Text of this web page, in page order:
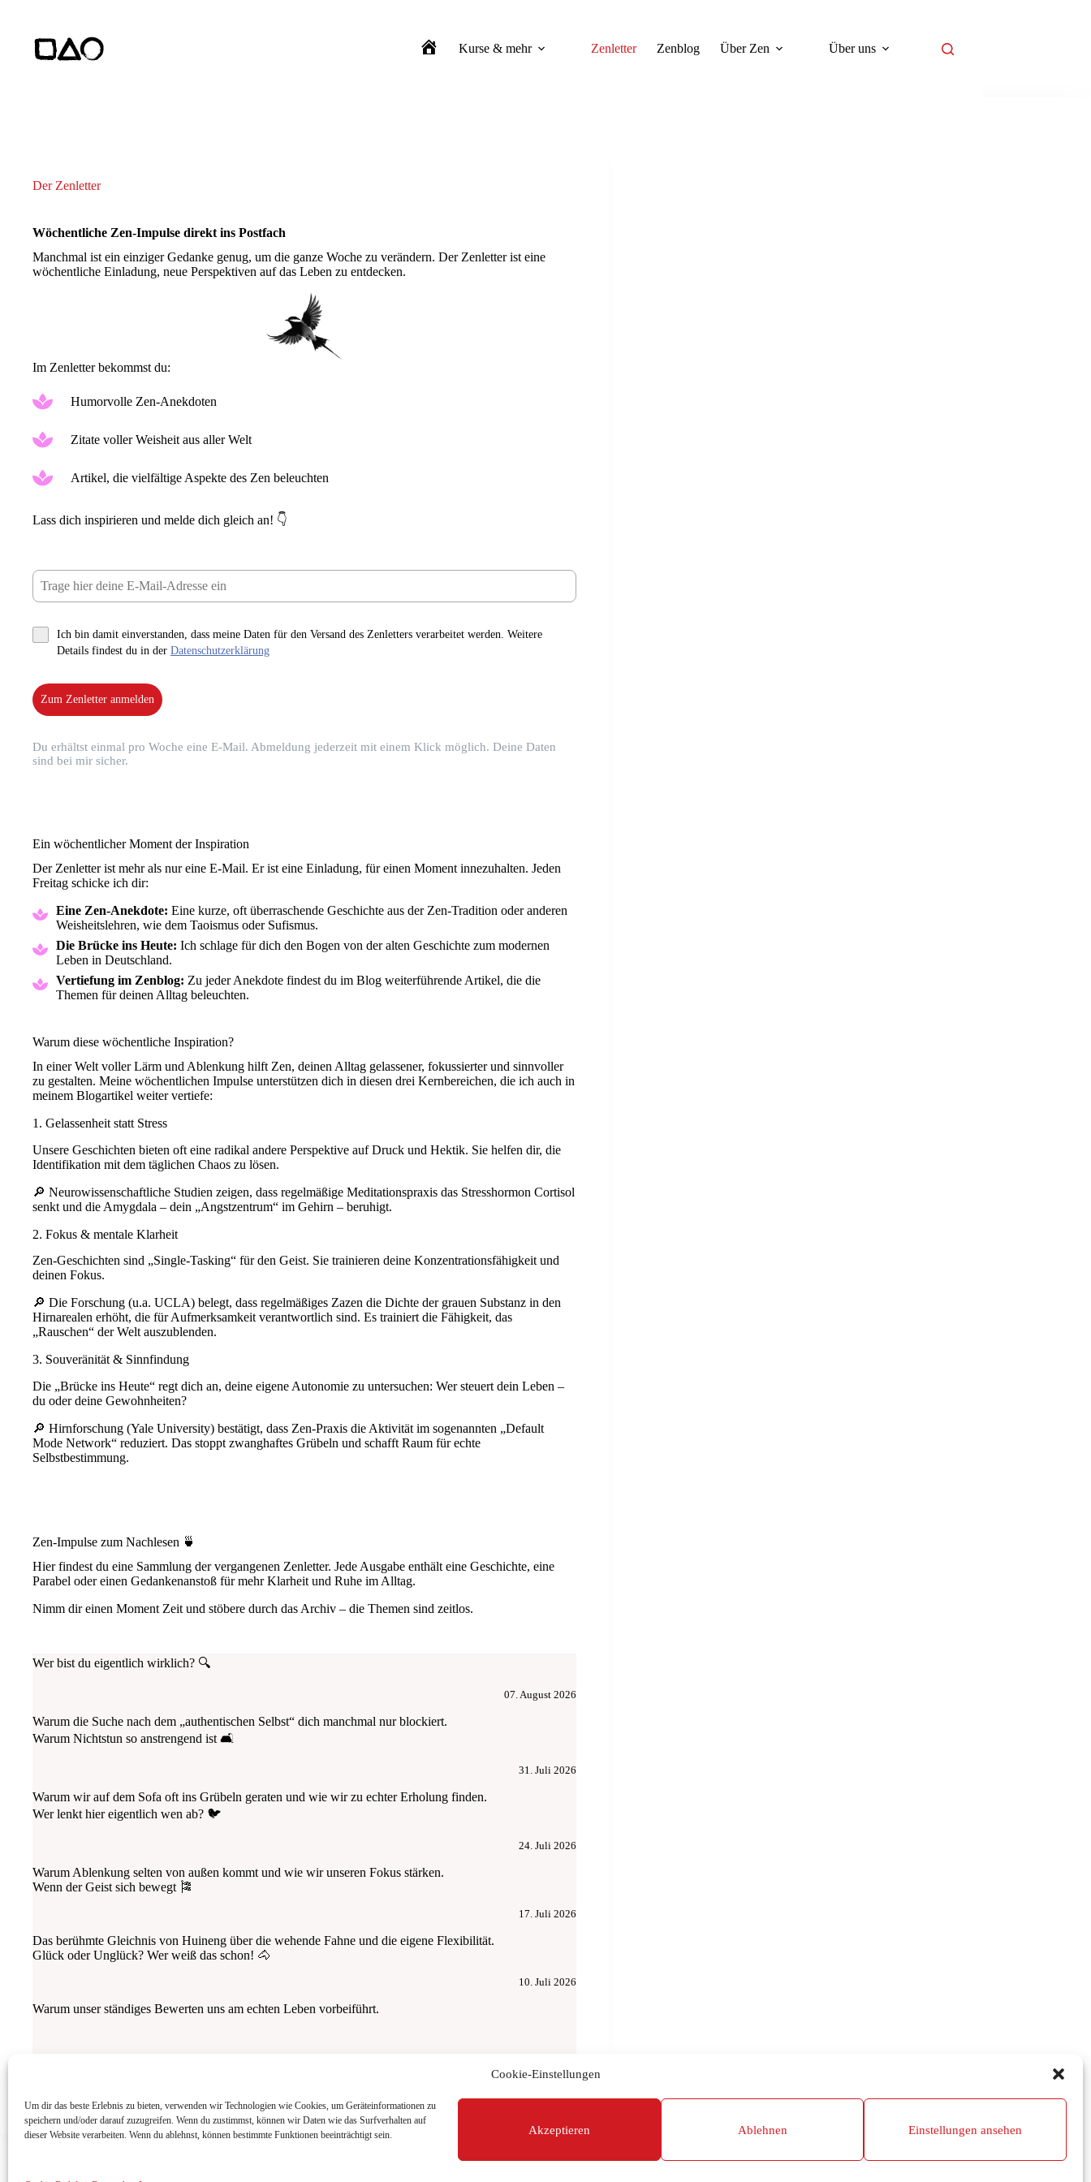
Cookie-Einstellungen
Um dir das beste Erlebnis zu bieten, verwenden wir Technologien wie Cookies, um Geräteinformationen zu
speichern und/oder darauf zuzugreifen. Wenn du zustimmst, können wir Daten wie das Surfverhalten auf
dieser Website verarbeiten. Wenn du ablehnst, können bestimmte Funktionen beeinträchtigt sein.
Akzeptieren Ablehnen Einstellungen ansehen
springen
Zen-Meditation Berlin
Kurse & mehr Zenletter Zenblog Über Zen Über uns
Der Zenletter
Wöchentliche Zen-Impulse direkt ins Postfach
Manchmal ist ein einziger Gedanke genug, um die ganze Woche zu verändern. Der Zenletter ist eine
wöchentliche Einladung, neue Perspektiven auf das Leben zu entdecken.
Im Zenletter bekommst du:
Humorvolle Zen-Anekdoten
Zitate voller Weisheit aus aller Welt
Artikel, die vielfältige Aspekte des Zen beleuchten
Lass dich inspirieren und melde dich gleich an! 👇
Ich bin damit einverstanden, dass meine Daten für den Versand des Zenletters verarbeitet werden. Weitere
Details findest du in der Datenschutzerklärung
Zum Zenletter anmelden
Du erhältst einmal pro Woche eine E-Mail. Abmeldung jederzeit mit einem Klick möglich. Deine Daten
sind bei mir sicher.
Ein wöchentlicher Moment der Inspiration
Der Zenletter ist mehr als nur eine E-Mail. Er ist eine Einladung, für einen Moment innezuhalten. Jeden
Freitag schicke ich dir:
Eine Zen-Anekdote: Eine kurze, oft überraschende Geschichte aus der Zen-Tradition oder anderen
Weisheitslehren, wie dem Taoismus oder Sufismus.
Die Brücke ins Heute: Ich schlage für dich den Bogen von der alten Geschichte zum modernen
Leben in Deutschland.
Vertiefung im Zenblog: Zu jeder Anekdote findest du im Blog weiterführende Artikel, die die
Themen für deinen Alltag beleuchten.
Warum diese wöchentliche Inspiration?
In einer Welt voller Lärm und Ablenkung hilft Zen, deinen Alltag gelassener, fokussierter und sinnvoller
zu gestalten. Meine wöchentlichen Impulse unterstützen dich in diesen drei Kernbereichen, die ich auch in
meinem Blogartikel weiter vertiefe:
1. Gelassenheit statt Stress
Unsere Geschichten bieten oft eine radikal andere Perspektive auf Druck und Hektik. Sie helfen dir, die
Identifikation mit dem täglichen Chaos zu lösen.
🔎 Neurowissenschaftliche Studien zeigen, dass regelmäßige Meditationspraxis das Stresshormon Cortisol
senkt und die Amygdala – dein „Angstzentrum“ im Gehirn – beruhigt.
2. Fokus & mentale Klarheit
Zen-Geschichten sind „Single-Tasking“ für den Geist. Sie trainieren deine Konzentrationsfähigkeit und
deinen Fokus.
🔎 Die Forschung (u.a. UCLA) belegt, dass regelmäßiges Zazen die Dichte der grauen Substanz in den
Hirnarealen erhöht, die für Aufmerksamkeit verantwortlich sind. Es trainiert die Fähigkeit, das
„Rauschen“ der Welt auszublenden.
3. Souveränität & Sinnfindung
Die „Brücke ins Heute“ regt dich an, deine eigene Autonomie zu untersuchen: Wer steuert dein Leben –
du oder deine Gewohnheiten?
🔎 Hirnforschung (Yale University) bestätigt, dass Zen-Praxis die Aktivität im sogenannten „Default
Mode Network“ reduziert. Das stoppt zwanghaftes Grübeln und schafft Raum für echte
Selbstbestimmung.
Zen-Impulse zum Nachlesen 🍵
Hier findest du eine Sammlung der vergangenen Zenletter. Jede Ausgabe enthält eine Geschichte, eine
Parabel oder einen Gedankenanstoß für mehr Klarheit und Ruhe im Alltag.
Nimm dir einen Moment Zeit und stöbere durch das Archiv – die Themen sind zeitlos.
Wer bist du eigentlich wirklich? 🔍
07. August 2026
Warum die Suche nach dem „authentischen Selbst“ dich manchmal nur blockiert.
Warum Nichtstun so anstrengend ist 🛋️
31. Juli 2026
Warum wir auf dem Sofa oft ins Grübeln geraten und wie wir zu echter Erholung finden.
Wer lenkt hier eigentlich wen ab? 🐦
24. Juli 2026
Warum Ablenkung selten von außen kommt und wie wir unseren Fokus stärken.
Wenn der Geist sich bewegt 🎏
17. Juli 2026
Das berühmte Gleichnis von Huineng über die wehende Fahne und die eigene Flexibilität.
Glück oder Unglück? Wer weiß das schon! 🐴
10. Juli 2026
Warum unser ständiges Bewerten uns am echten Leben vorbeiführt.